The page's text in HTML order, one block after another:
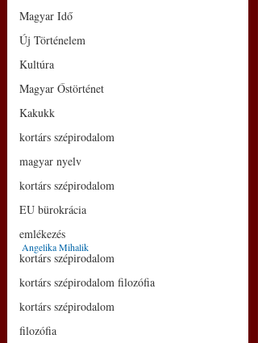
Magyar Idő
Új Történelem
Kultúra
Magyar Őstörténet
Kakukk
kortárs szépirodalom
magyar nyelv
kortárs szépirodalom
EU bürokrácia
emlékezés
kortárs szépirodalom
kortárs szépirodalom filozófia
kortárs szépirodalom
filozófia
Angelika Mihalik